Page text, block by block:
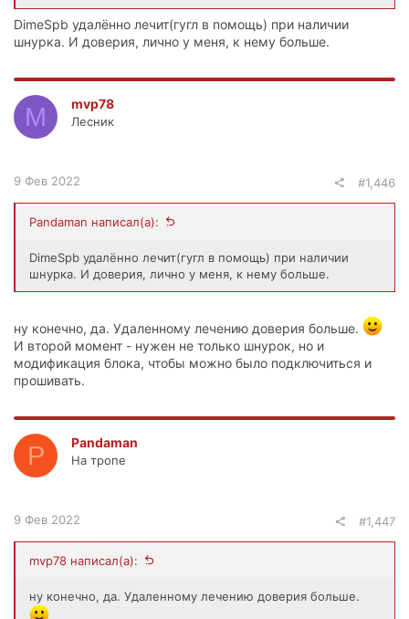
DimeSpb удалённо лечит(гугл в помощь) при наличии
шнурка. И доверия, лично у меня, к нему больше.
M mvp78
Лесник
9 Фев 2022 #1,446
Pandaman написал(а):
DimeSpb удалённо лечит(гугл в помощь) при наличии
шнурка. И доверия, лично у меня, к нему больше.
ну конечно, да. Удаленному лечению доверия больше.
И второй момент - нужен не только шнурок, но и
модификация блока, чтобы можно было подключиться и
прошивать.
P Pandaman
На тропе
9 Фев 2022 #1,447
mvp78 написал(а):
ну конечно, да. Удаленному лечению доверия больше.